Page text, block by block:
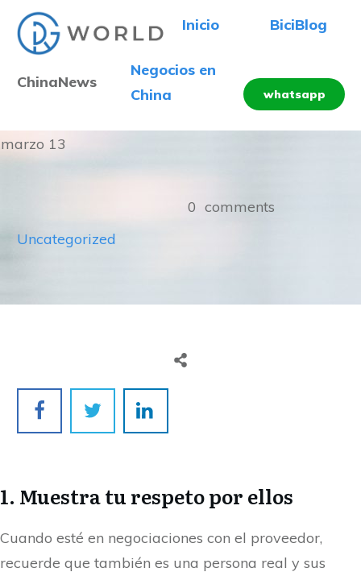
Inicio BiciBlog
ChinaNews
Negocios en
China
whatsapp
marzo 13
Uncategorized
0 comments
1. Muestra tu respeto por ellos
Cuando esté en negociaciones con el proveedor,
recuerde que también es una persona real y sus